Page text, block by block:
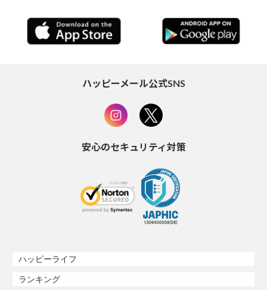
ハッピーメール公式SNS
安心のセキュリティ対策
ハッピーライフ
ランキング